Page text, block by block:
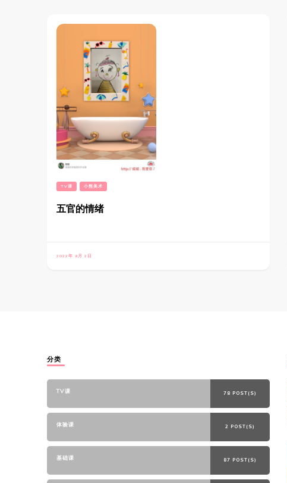
TV课 小熊美术
五官的情绪
2022年 9月 2日
分类
TV课 78 POST(S)
体验课 2 POST(S)
基础课 87 POST(S)